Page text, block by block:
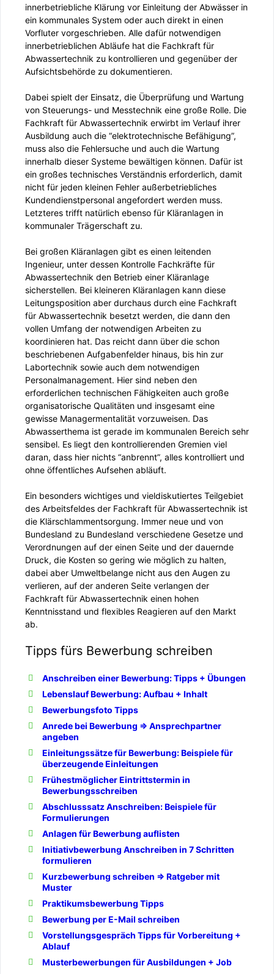
innerbetriebliche Klärung vor Einleitung der Abwässer in
ein kommunales System oder auch direkt in einen
Vorfluter vorgeschrieben. Alle dafür notwendigen
innerbetrieblichen Abläufe hat die Fachkraft für
Abwassertechnik zu kontrollieren und gegenüber der
Aufsichtsbehörde zu dokumentieren.
Dabei spielt der Einsatz, die Überprüfung und Wartung
von Steuerungs- und Messtechnik eine große Rolle. Die
Fachkraft für Abwassertechnik erwirbt im Verlauf ihrer
Ausbildung auch die “elektrotechnische Befähigung”,
muss also die Fehlersuche und auch die Wartung
innerhalb dieser Systeme bewältigen können. Dafür ist
ein großes technisches Verständnis erforderlich, damit
nicht für jeden kleinen Fehler außerbetriebliches
Kundendienstpersonal angefordert werden muss.
Letzteres trifft natürlich ebenso für Kläranlagen in
kommunaler Trägerschaft zu.
Bei großen Kläranlagen gibt es einen leitenden
Ingenieur, unter dessen Kontrolle Fachkräfte für
Abwassertechnik den Betrieb einer Kläranlage
sicherstellen. Bei kleineren Kläranlagen kann diese
Leitungsposition aber durchaus durch eine Fachkraft
für Abwassertechnik besetzt werden, die dann den
vollen Umfang der notwendigen Arbeiten zu
koordinieren hat. Das reicht dann über die schon
beschriebenen Aufgabenfelder hinaus, bis hin zur
Labortechnik sowie auch dem notwendigen
Personalmanagement. Hier sind neben den
erforderlichen technischen Fähigkeiten auch große
organisatorische Qualitäten und insgesamt eine
gewisse Managermentalität vorzuweisen. Das
Abwasserthema ist gerade im kommunalen Bereich sehr
sensibel. Es liegt den kontrollierenden Gremien viel
daran, dass hier nichts “anbrennt”, alles kontrolliert und
ohne öffentliches Aufsehen abläuft.
Ein besonders wichtiges und vieldiskutiertes Teilgebiet
des Arbeitsfeldes der Fachkraft für Abwassertechnik ist
die Klärschlammentsorgung. Immer neue und von
Bundesland zu Bundesland verschiedene Gesetze und
Verordnungen auf der einen Seite und der dauernde
Druck, die Kosten so gering wie möglich zu halten,
dabei aber Umweltbelange nicht aus den Augen zu
verlieren, auf der anderen Seite verlangen der
Fachkraft für Abwassertechnik einen hohen
Kenntnisstand und flexibles Reagieren auf den Markt
ab.
Tipps fürs Bewerbung schreiben
Anschreiben einer Bewerbung: Tipps + Übungen
Lebenslauf Bewerbung: Aufbau + Inhalt
Bewerbungsfoto Tipps
Anrede bei Bewerbung => Ansprechpartner
angeben
Einleitungssätze für Bewerbung: Beispiele für
überzeugende Einleitungen
Frühestmöglicher Eintrittstermin in
Bewerbungsschreiben
Abschlusssatz Anschreiben: Beispiele für
Formulierungen
Anlagen für Bewerbung auflisten
Initiativbewerbung Anschreiben in 7 Schritten
formulieren
Kurzbewerbung schreiben => Ratgeber mit
Muster
Praktikumsbewerbung Tipps
Bewerbung per E-Mail schreiben
Vorstellungsgespräch Tipps für Vorbereitung +
Ablauf
Musterbewerbungen für Ausbildungen + Job